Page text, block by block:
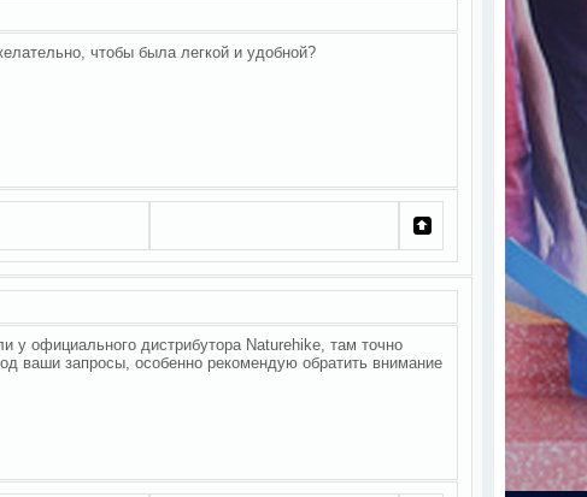
чтобы была легкой и удобной?
у официального дистрибутора Naturehike, там точно
ваши запросы, особенно рекомендую обратить внимание